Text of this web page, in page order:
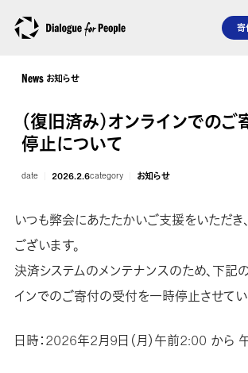
寄
News お知らせ
（復旧済み）オンラインでの
停止について
date 2026.2.6category お知らせ
いつも弊会にあたたかいご支援をいただき
ございます。
決済システムのメンテナンスのため、下記
インでのご寄付の受付を一時停止させてい
日時：2026年2月9日（月）午前2:00 から